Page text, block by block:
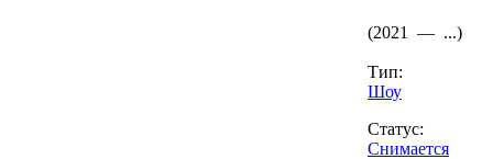
(2021 — ...)
Тип:
Шоу
Статус:
Снимается